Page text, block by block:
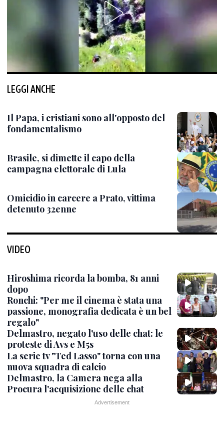
LEGGI ANCHE
Il Papa, i cristiani sono all'opposto del
fondamentalismo
Brasile, si dimette il capo della
campagna elettorale di Lula
Omicidio in carcere a Prato, vittima
detenuto 32enne
VIDEO
Hiroshima ricorda la bomba, 81 anni
dopo
Ronchi: "Per me il cinema è stata una
passione, monografia dedicata è un bel
regalo"
Delmastro, negato l'uso delle chat: le
proteste di Avs e M5s
La serie tv "Ted Lasso" torna con una
nuova squadra di calcio
Delmastro, la Camera nega alla
Procura l'acquisizione delle chat